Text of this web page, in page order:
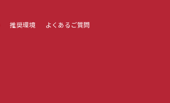
推奨環境 よくあるご質問